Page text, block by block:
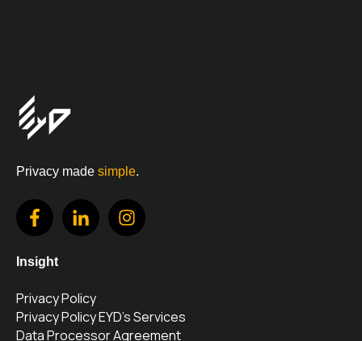
Privacy made simple.
Insight
Privacy Policy
Privacy Policy EYD's Services
Data Processor Agreement